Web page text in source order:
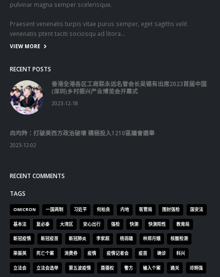
pulvinar magna semper scelerisque.
Praesent venenatis turpis vitae purus semper, eget sagittis velit
venenatis ptent taciti sociosqu ad litora…
VIEW MORE
RECENT POSTS
香港全港各区工商联永远名誉会长吴锡有出席2023首届中国
(深圳)乡村振兴产业博览会开幕式
2023-12-18
向均羚：打破美西方政治破壞 積極投入1210區議會選舉
2023-12-02
RECENT COMMENTS
TAGS
OMICRON 一国两制 习近平 何柏良 内地 医管局 围封强检 国安法
基本法 复必泰 大湾区 安心出行 强检 快测 快测阳性 教育局
新冠疫情 新冠疫苗 新冠肺炎 李家超 杨润雄 林郑月娥 核酸检测
梁振英 死亡个案 消费券 疫情 疫情记者会 疫苗 确诊 科兴
立法会 立法会选举 第五波疫情 聂德权 警方 输入个案 通关 邓炳强